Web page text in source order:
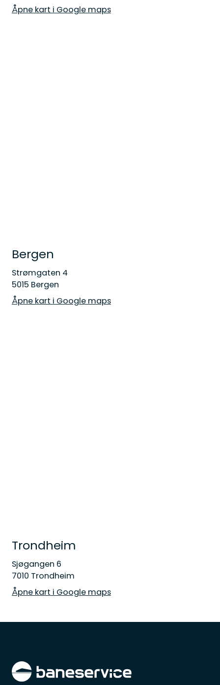
Åpne kart i Google maps
Bergen
Strømgaten 4
5015 Bergen
Åpne kart i Google maps
Trondheim
Sjøgangen 6
7010 Trondheim
Åpne kart i Google maps